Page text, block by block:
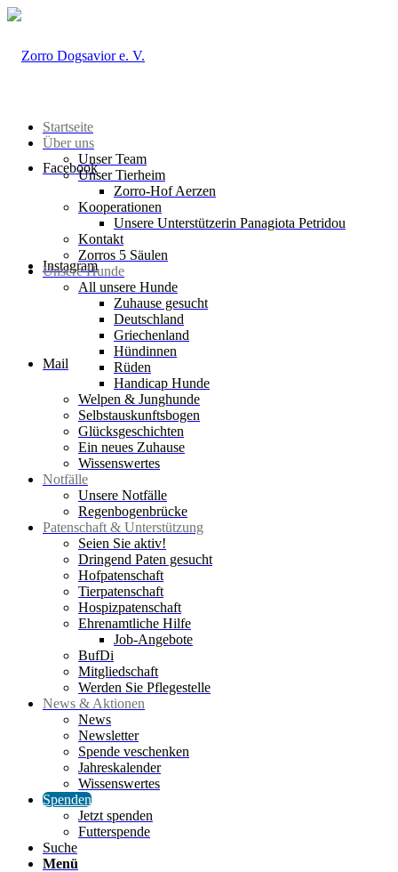
Facebook
Instagram
Mail
Startseite
Über uns
Unser Team
Unser Tierheim
Zorro-Hof Aerzen
Kooperationen
Unsere Unterstützerin Panagiota Petridou
Kontakt
Zorros 5 Säulen
Unsere Hunde
All unsere Hunde
Zuhause gesucht
Deutschland
Griechenland
Hündinnen
Rüden
Handicap Hunde
Welpen & Junghunde
Selbstauskunftsbogen
Glücksgeschichten
Ein neues Zuhause
Wissenswertes
Notfälle
Unsere Notfälle
Regenbogenbrücke
Patenschaft & Unterstützung
Seien Sie aktiv!
Dringend Paten gesucht
Hofpatenschaft
Tierpatenschaft
Hospizpatenschaft
Ehrenamtliche Hilfe
Job-Angebote
BufDi
Mitgliedschaft
Werden Sie Pflegestelle
News & Aktionen
News
Newsletter
Spende veschenken
Jahreskalender
Wissenswertes
Spenden
Jetzt spenden
Futterspende
Suche
Menü